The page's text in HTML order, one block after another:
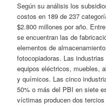
Según su análisis los
costos en 189 de 237
$2.800 millones por año.
se encuentran las de
elementos de
fotocopiadoras. Las
equipos eléctricos, muebles,
y químicos. Las cinco
50% o más del PBI en siete
víctimas producen dos